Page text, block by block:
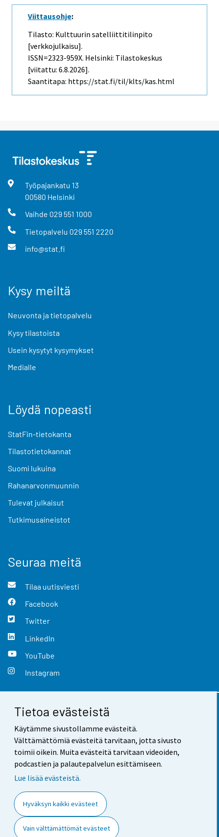
Tietoa evästeistä
Käytämme sivustollamme evästeitä.
Välttämättömiä evästeitä tarvitaan, jotta sivusto
toimii oikein. Muita evästeitä tarvitaan videoiden,
podcastien ja palautepalvelun esittämiseen.
Lue lisää evästeistä.
Hyväksyn kaikki evästeet
Vain välttämättömät evästeet
Viittausohje:
Tilasto: Kulttuurin satelliittitilinpito
[verkkojulkaisu].
ISSN=2323-959X. Helsinki: Tilastokeskus
[viitattu: 6.8.2026].
Saantitapa: https://stat.fi/til/klts/kas.html
Työpajankatu 13
00580 Helsinki
Vaihde 029 551 1000
Tietopalvelu 029 551 2220
info@stat.fi
Kysy meiltä
Neuvonta ja tietopalvelu
Kysy tilastoista
Usein kysytyt kysymykset
Medialle
Löydä nopeasti
StatFin-tietokanta
Tilastotietokannat
Suomi lukuina
Rahanarvonmuunnin
Tulevat julkaisut
Tutkimusaineistot
Seuraa meitä
Tilaa uutisviesti
Facebook
Twitter
LinkedIn
YouTube
Instagram
Yhteystiedot
Palaute
Käyttöehdot
Saavutettavuus
Tietoa sivustosta
Evästeasetukset